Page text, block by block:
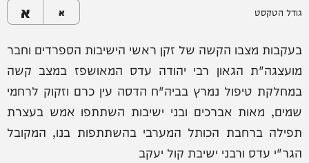
גודל הטקסט א א
בעקבות מצבו הקשה של זקן ראשי הישיבות הספרדים וחבר
מועצגה"ת הגאון רבי יהודה עדס המאושפז במצב קשה
במחלקת טיפול נמרץ בביה"ח הדסה עין כרם וזקוק לרחמי
שמים, מאות אברכים ובני ישיבות השתתפו אמש בעצרת
תפילה ברחבת הכותל המערבי בהשתתפות בנו, המקובל
הגר"י עדס ורבני ישיבת קול יעקב